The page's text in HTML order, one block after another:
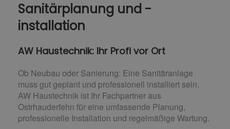
Sanitärplanung und -
installation
AW Haustechnik: Ihr Profi vor Ort
Ob Neubau oder Sanierung: Eine Sanitäranlage
muss gut geplant und professionell installiert sein.
AW Haustechnik ist Ihr Fachpartner aus
Ostrhauderfehn für eine umfassende Planung,
professionelle Installation und regelmäßige Wartung.